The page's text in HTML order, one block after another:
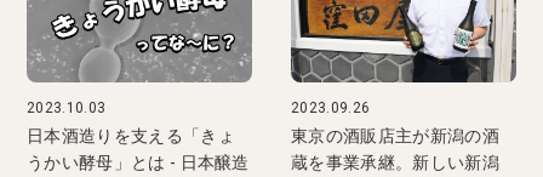
2023.10.03
日本酒造りを支える「きょ
うかい酵母」とは - 日本醸造
2023.09.26
東京の酒販店主が新潟の酒
蔵を事業承継。新しい新潟